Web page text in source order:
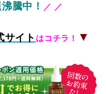
騰中！ ／ ／
サイト はコチラ！ ▼